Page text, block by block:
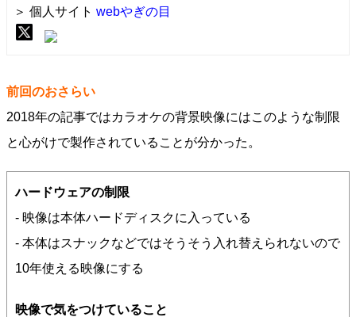
＞ 個人サイト webやぎの目
前回のおさらい
2018年の記事ではカラオケの背景映像にはこのような制限
と心がけで製作されていることが分かった。
ハードウェアの制限
- 映像は本体ハードディスクに入っている
- 本体はスナックなどではそうそう入れ替えられないので
10年使える映像にする
映像で気をつけていること